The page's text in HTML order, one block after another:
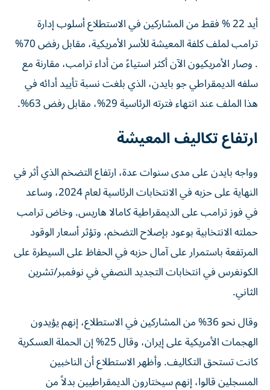
أيد 22 % فقط من المشاركين في الاستطلاع أسلوب إدارة
ترامب لملف كلفة المعيشة للأسر الأمريكية، مقابل رفض 70%
. وصار الأمريكيون ‌الآن أكثر استياءً من أداء ترامب، مقارنة مع
سلفه الديمقراطي جو بايدن، الذي بلغت ‌نسبة تأييد أدائه في
هذا الملف عند انتهاء فترته الرئاسية 29%، مقابل رفض 63%.
ارتفاع تكاليف المعيشة
وواجه بايدن على مدى سنوات عدة، ارتفاع التضخم الذي أثر في
النهاية على حزبه في الانتخابات الرئاسية لعام ‌2024، وساعد
في ‌فوز ترامب على الديمقراطية كامالا هاريس. وخاض ترامب
حملته ⁠الانتخابية بوعود بإصلاح التضخم، وتؤثر أسعار الوقود
المرتفعة باستمرار على آمال حزبه في ‌الحفاظ على السيطرة على
الكونغرس في انتخابات التجديد النصفي في نوفمبر/تشرين
الثاني.
وقال نحو 36% من المشاركين في الاستطلاع، إنهم يؤيدون
الهجمات الأمريكية على إيران، ⁠وقال 25% إن الحملة العسكرية
كانت تستحق التكاليف. وأظهر الاستطلاع أن الناخبين
المسجلين قالوا، ‌إنهم سيختارون الديمقراطيين بدلاً من